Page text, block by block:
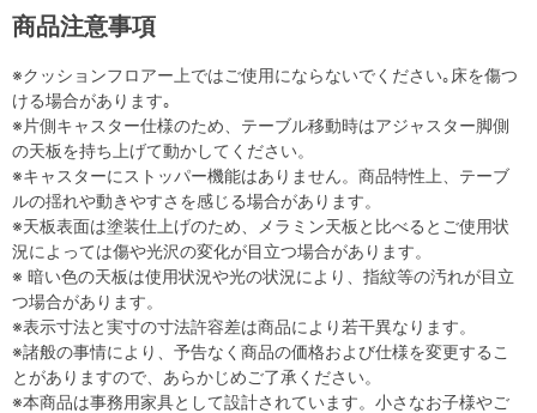
商品注意事項
※クッションフロアー上ではご使用にならないでください｡床を傷つ
ける場合があります｡
※片側キャスター仕様のため、テーブル移動時はアジャスター脚側
の天板を持ち上げて動かしてください。
※キャスターにストッパー機能はありません。商品特性上、テーブ
ルの揺れや動きやすさを感じる場合があります。
※天板表面は塗装仕上げのため、メラミン天板と比べるとご使用状
況によっては傷や光沢の変化が目立つ場合があります。
※ 暗い色の天板は使用状況や光の状況により、指紋等の汚れが目立
つ場合があります。
※表示寸法と実寸の寸法許容差は商品により若干異なります。
※諸般の事情により、予告なく商品の価格および仕様を変更するこ
とがありますので、あらかじめご了承ください。
※本商品は事務用家具として設計されています。小さなお子様やご